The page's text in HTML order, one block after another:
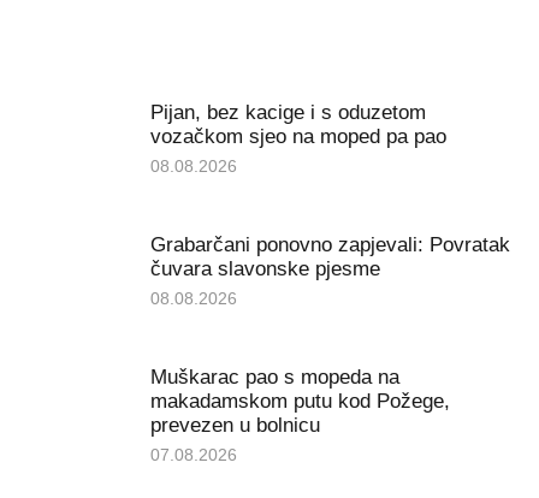
Pijan, bez kacige i s oduzetom
vozačkom sjeo na moped pa pao
08.08.2026
Grabarčani ponovno zapjevali: Povratak
čuvara slavonske pjesme
08.08.2026
Muškarac pao s mopeda na
makadamskom putu kod Požege,
prevezen u bolnicu
07.08.2026